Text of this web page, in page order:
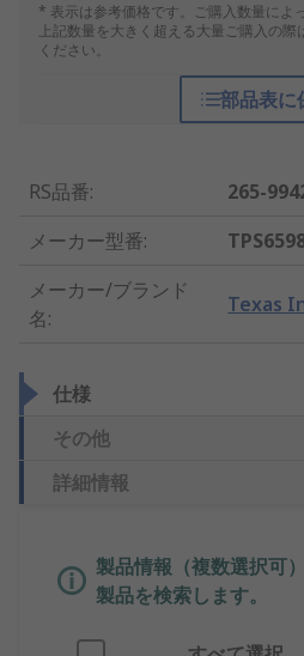
* 表示は参考価格です。ご購入数量によ
上記数量を大きく超える大量ご購入の際
ください。
部品表に
RS品番:
265-
メーカー型番:
メーカー/ブランド
名:
Texas
仕様
その他
詳細情報
製品情報（複数選択可
製品を検索します。